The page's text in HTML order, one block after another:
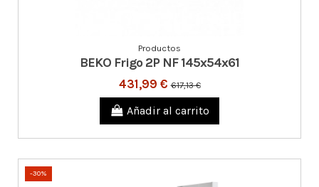
Productos
BEKO Frigo 2P NF 145x54x61
431,99 €617,13 €
Añadir al carrito
-30%